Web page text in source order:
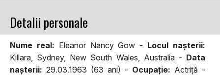
Detalii personale
Nume real: Eleanor Nancy Gow - Locul naşterii:
Killara, Sydney, New South Wales, Australia - Data
naşterii: 29.03.1963 (63 ani) - Ocupaţie: Actriţă -